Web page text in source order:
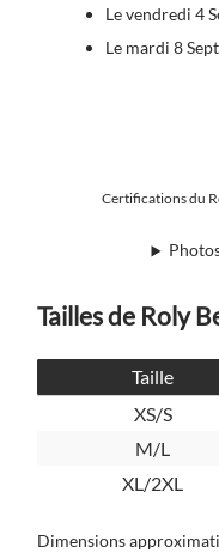
Le vendredi 4
Le mardi 8
Certifications du
Tailles de Roly
Taille
XS/S
M/L
XL/2XL
Dimensions